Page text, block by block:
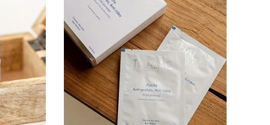
CHRONOBIOLOGIE
Le Jour.
La Nuit.